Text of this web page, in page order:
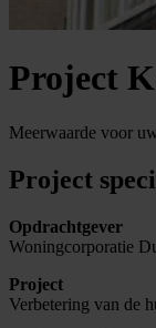
Project
Meerwaarde voor
Project
Opdrachtgever
Woningcorporatie
Project
Verbetering van de